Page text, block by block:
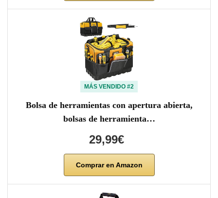
MÁS VENDIDO #2
Bolsa de herramientas con apertura abierta,
bolsas de herramienta…
29,99€
Comprar en Amazon